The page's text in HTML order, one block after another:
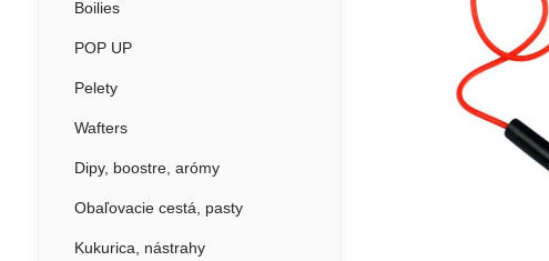
Boilies
POP UP
Pelety
Wafters
Dipy, boostre, arómy
Obaľovacie cestá, pasty
Kukurica, nástrahy